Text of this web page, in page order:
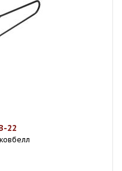
22